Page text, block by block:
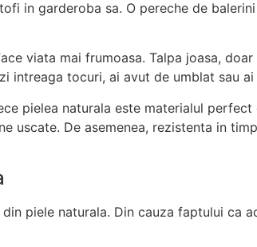
in garderoba sa. O pereche de
viata mai frumoasa. Talpa joasa,
tocuri, ai avut de umblat sau
pielea naturala este materialul
uscate. De asemenea, rezistenta in
piele naturala. Din cauza faptului ca